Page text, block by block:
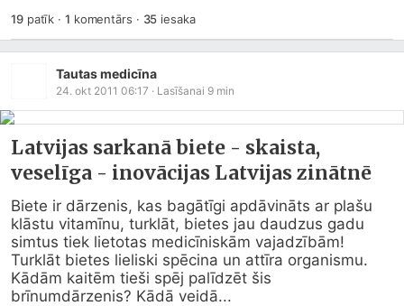
19patīk · 1 komentārs · 35 iesaka
Tautas medicīna
24. okt 2011 06:17 · Lasīšanai 9 min
Latvijas sarkanā biete - skaista,
veselīga - inovācijas Latvijas zinātnē
Biete ir dārzenis, kas bagātīgi apdāvināts ar plašu
klāstu vitamīnu, turklāt, bietes jau daudzus gadu
simtus tiek lietotas medicīniskām vajadzībām!
Turklāt bietes lieliski spēcina un attīra organismu.
Kādām kaitēm tieši spēj palīdzēt šis
brīnumdārzenis? Kādā veidā...